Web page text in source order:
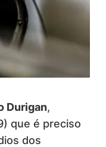
Durigan,
que é preciso
dos